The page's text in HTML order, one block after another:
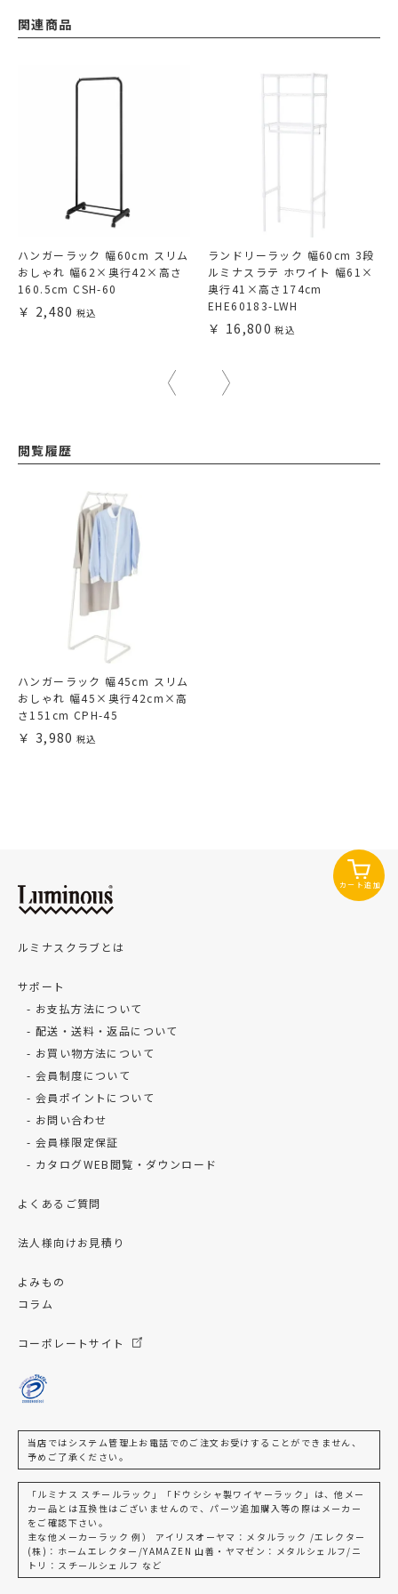
関連商品
ハンガーラック 幅60cm スリム
おしゃれ 幅62×奥行42×高さ
160.5cm CSH-60
2,480
ランドリーラック 幅60cm 3段
ルミナスラテ ホワイト 幅61×
奥行41×高さ174cm
EHE60183-LWH
16,800
閲覧履歴
ハンガーラック 幅45cm スリム
おしゃれ 幅45×奥行42cm×高
さ151cm CPH-45
3,980
カート追加
ルミナスクラブとは
サポート
お支払方法について
配送・送料・返品について
お買い物方法について
会員制度について
会員ポイントについて
お問い合わせ
会員様限定保証
カタログWEB閲覧・ダウンロード
よくあるご質問
法人様向けお見積り
よみもの
コラム
コーポレートサイト
当店ではシステム管理上お電話でのご注文お受けすることができません、
予めご了承ください。
「ルミナス スチールラック」「ドウシシャ製ワイヤーラック」は、他メー
カー品とは互換性はございませんので、パーツ追加購入等の際はメーカー
をご確認下さい。
主な他メーカーラック 例） アイリスオーヤマ：メタルラック /エレクター
(株)：ホームエレクター/YAMAZEN 山善・ヤマゼン：メタルシェルフ/ニ
トリ：スチールシェルフ など